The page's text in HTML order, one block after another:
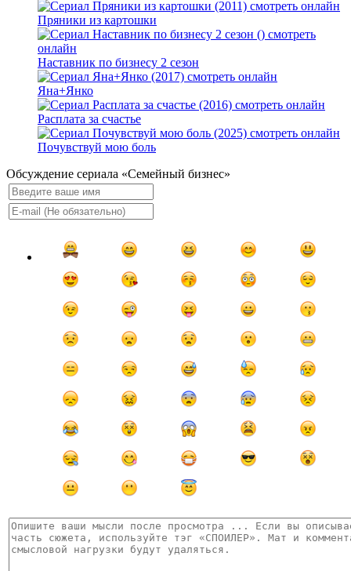
Пряники из картошки
Наставник по бизнесу 2 сезон
Яна+Янко
Расплата за счастье
Почувствуй мою боль
Обсуждение сериала «Семейный бизнес»